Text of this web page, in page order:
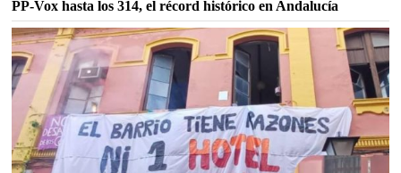
PP-Vox hasta los 314, el récord histórico en Andalucía